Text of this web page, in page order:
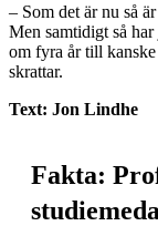
– Som det är nu så
Men samtidigt så
om fyra år till
skrattar.
Text: Jon Lindhe
Fakta: